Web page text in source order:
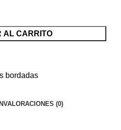
AL CARRITO
bordadas
VALORACIONES (0)